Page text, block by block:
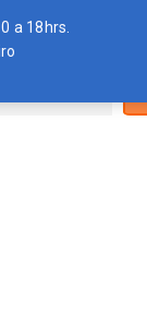
a 18hrs.
por: